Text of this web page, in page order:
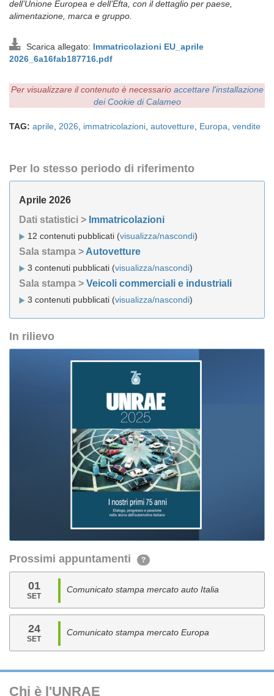
dell’Unione Europea e dell’Efta, con il dettaglio per paese,
alimentazione, marca e gruppo.
Scarica allegato: Immatricolazioni EU_aprile
2026_6a16fab187716.pdf
Per visualizzare il contenuto è necessario accettare l'installazione
dei Cookie di Calameo
TAG: aprile 2026 immatricolazioni autovetture Europa vendite
Per lo stesso periodo di riferimento
Aprile 2026
Dati statistici > Immatricolazioni
12 contenuti pubblicati (visualizza/nascondi)
Sala stampa > Autovetture
3 contenuti pubblicati (visualizza/nascondi)
Sala stampa > Veicoli commerciali e industriali
3 contenuti pubblicati (visualizza/nascondi)
In rilievo
Prossimi appuntamenti ?
01
SET
Comunicato stampa mercato auto Italia
24
SET
Comunicato stampa mercato Europa
Chi è l'UNRAE